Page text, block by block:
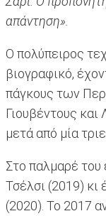
απάντηση».
Ο πολύπειρος
βιογραφικό,
πάγκους των
Γιουβέντους
μετά από μία
Στο παλμαρέ του
Τσέλσι (2019) κι
(2020). Το 2017